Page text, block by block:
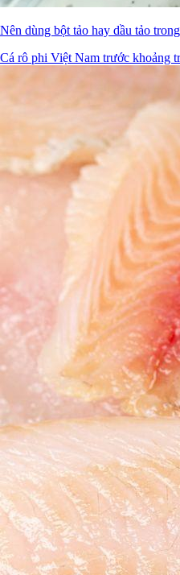
Nên dùng bột tảo hay dầu tảo
Cá rô phi Việt Nam trước khoảng